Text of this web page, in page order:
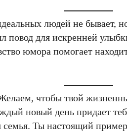
людей не бывает,
повод для искренней
юмора помогает
чтобы твой
новый день придает
семья. Ты настоящий